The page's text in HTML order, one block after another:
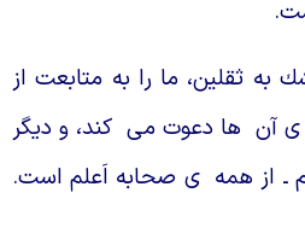
ثقلين، ما را به متابعت از
ها دعوت مى كند، و ديگر
از همه ى صحابه اَعلم است.